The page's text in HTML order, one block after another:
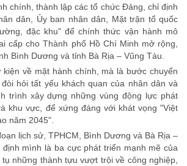
chính, thành lập các tổ chức Đảng, chỉ định
dân, Ủy ban nhân dân, Mặt trận tổ quốc
đặc khu" để chính thức vận hành mô
cấp cho Thành phố Hồ Chí Minh mở rộng,
Bình Dương và tỉnh Bà Rịa – Vũng Tàu.
về mặt hành chính, mà là bước chuyển
hỏi tất yếu khách quan của nhân dân và
trình xây dựng những vùng động lực phát
khu vực, để xứng đáng với khát vọng "Việt
năm 2045".
lịch sử, TPHCM, Bình Dương và Bà Rịa –
mình là ba cực phát triển mạnh mẽ của
những thành tựu vượt trội về công nghiệp,